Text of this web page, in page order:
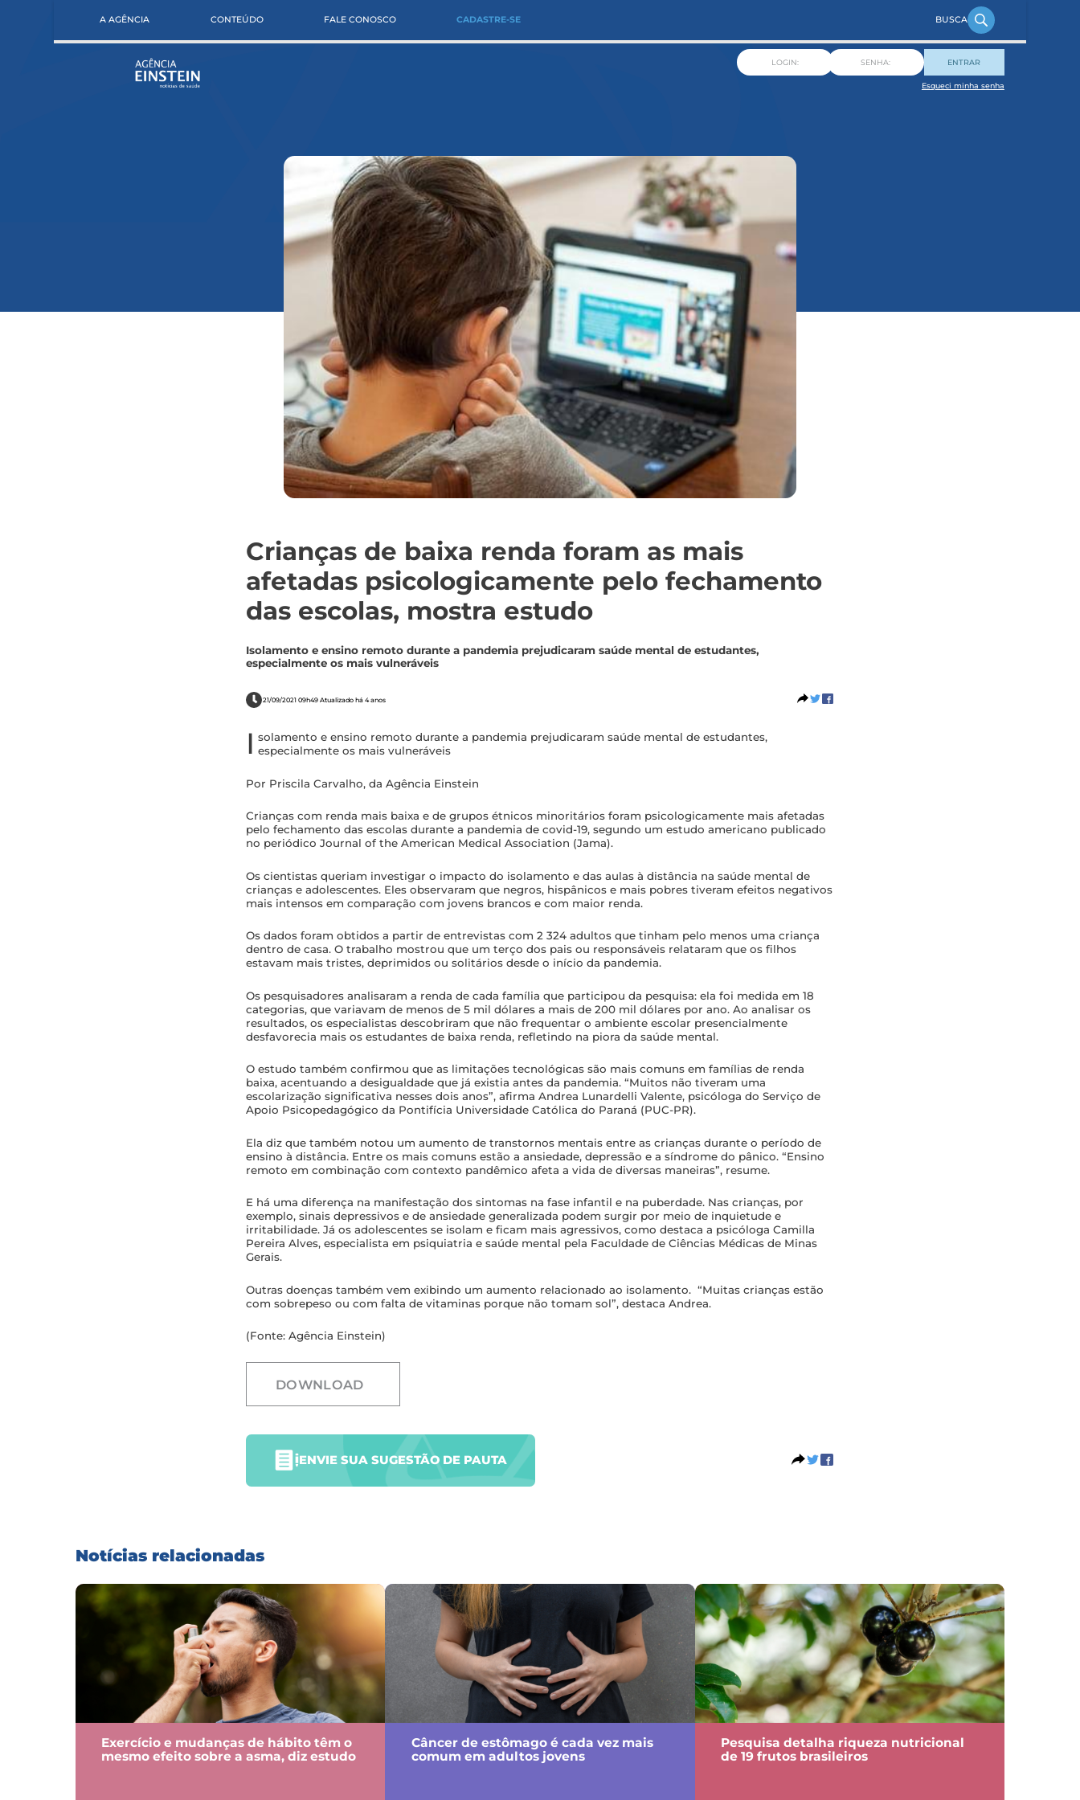
A AGÊNCIA CONTEÚDO FALE CONOSCO CADASTRE-SE
ENTRAR
Esqueci minha senha
Crianças de baixa renda foram as mais
afetadas psicologicamente pelo fechamento
das escolas, mostra estudo
Isolamento e ensino remoto durante a pandemia prejudicaram saúde mental de estudantes,
especialmente os mais vulneráveis
21/09/2021 09h49 Atualizado há 4 anos
I solamento e ensino remoto durante a pandemia prejudicaram saúde mental de estudantes,
especialmente os mais vulneráveis
Por Priscila Carvalho, da Agência Einstein
Crianças com renda mais baixa e de grupos étnicos minoritários foram psicologicamente mais afetadas
pelo fechamento das escolas durante a pandemia de covid-19, segundo um estudo americano publicado
no periódicoJournal of the American Medical Association (Jama).
Os cientistas queriam investigar o impacto do isolamento e das aulas à distância na saúde mental de
crianças e adolescentes. Eles observaram que negros, hispânicos e mais pobres tiveram efeitos negativos
mais intensos em comparação com jovens brancos e com maior renda.
Os dados foram obtidos a partir de entrevistas com 2 324 adultos que tinham pelo menos uma criança
dentro de casa. O trabalho mostrou que um terço dos pais ou responsáveis relataram que os filhos
estavam mais tristes, deprimidos ou solitários desde o início da pandemia.
Os pesquisadores analisaram a renda de cada família que participou da pesquisa: ela foi medida em 18
categorias, que variavam de menos de 5 mil dólares a mais de 200 mil dólares por ano. Ao analisar os
resultados, os especialistas descobriram que não frequentar o ambiente escolar presencialmente
desfavorecia mais os estudantes de baixa renda, refletindo na piora da saúde mental.
O estudo também confirmou que as limitações tecnológicas são mais comuns em famílias de renda
baixa, acentuando a desigualdade que já existia antes da pandemia. “Muitos não tiveram uma
escolarização significativa nesses dois anos”, afirma Andrea Lunardelli Valente, psicóloga do Serviço de
Apoio Psicopedagógico da Pontifícia Universidade Católica do Paraná (PUC-PR).
Ela diz que também notou um aumento de transtornos mentais entre as crianças durante o período de
ensino à distância. Entre os mais comuns estão a ansiedade, depressão e a síndrome do pânico. “Ensino
remoto em combinação com contexto pandêmico afeta a vida de diversas maneiras”, resume.
E há uma diferença na manifestação dos sintomas na fase infantil e na puberdade. Nas crianças, por
exemplo, sinais depressivos e de ansiedade generalizada podem surgir por meio de inquietude e
irritabilidade. Já os adolescentes se isolam e ficam mais agressivos, como destaca a psicóloga Camilla
Pereira Alves, especialista em psiquiatria e saúde mental pela Faculdade de Ciências Médicas de Minas
Gerais.
Outras doenças também vem exibindo um aumento relacionado ao isolamento. “Muitas crianças estão
com sobrepeso ou com falta de vitaminas porque não tomam sol”, destaca Andrea.
(Fonte: Agência Einstein)
DOWNLOAD
ENVIE SUA SUGESTÃO DE PAUTA
Notícias relacionadas
Exercício e mudanças de hábito têm o
mesmo efeito sobre a asma, diz estudo
Câncer de estômago é cada vez mais
comum em adultos jovens
Pesquisa detalha riqueza nutricional
de 19 frutos brasileiros